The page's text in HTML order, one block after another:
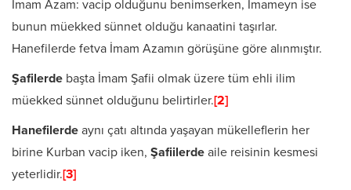
İmam Azam: vacip olduğunu benimserken, İmameyn ise
bunun müekked sünnet olduğu kanaatini taşırlar.
Hanefilerde fetva İmam Azamın görüşüne göre alınmıştır.
Şafilerde başta İmam Şafii olmak üzere tüm ehli ilim
müekked sünnet olduğunu belirtirler.[2]
Hanefilerde aynı çatı altında yaşayan mükelleflerin her
birine Kurban vacip iken, Şafiilerde aile reisinin kesmesi
yeterlidir.[3]